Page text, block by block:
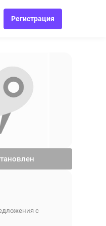
Регистрация
с